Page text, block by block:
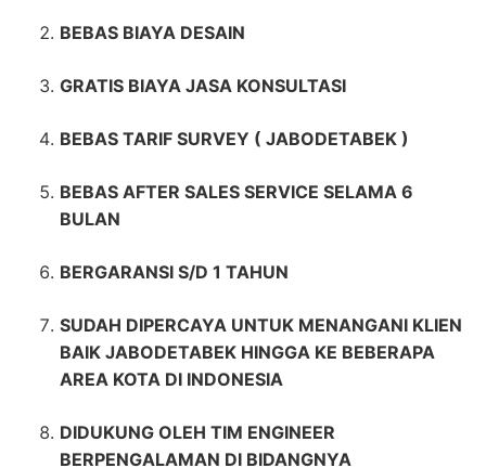
BEBAS BIAYA DESAIN
GRATIS BIAYA JASA KONSULTASI
BEBAS TARIF SURVEY ( JABODETABEK )
BEBAS AFTER SALES SERVICE SELAMA 6
BULAN
BERGARANSI S/D 1 TAHUN
SUDAH DIPERCAYA UNTUK MENANGANI KLIEN
BAIK JABODETABEK HINGGA KE BEBERAPA
AREA KOTA DI INDONESIA
DIDUKUNG OLEH TIM ENGINEER
BERPENGALAMAN DI BIDANGNYA